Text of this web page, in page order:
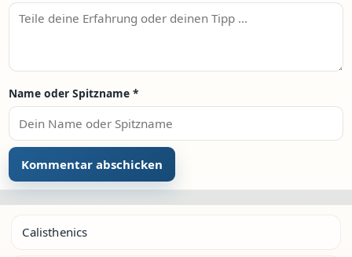
Name oder Spitzname *
Calisthenics